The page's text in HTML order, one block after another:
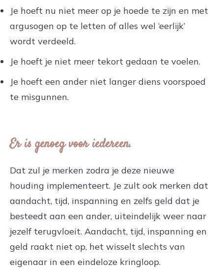
Je hoeft nu niet meer op je hoede te zijn en met
argusogen op te letten of alles wel ‘eerlijk’
wordt verdeeld.
Je hoeft je niet meer tekort gedaan te voelen.
Je hoeft een ander niet langer diens voorspoed
te misgunnen.
Er is genoeg voor iedereen.
Dat zul je merken zodra je deze nieuwe
houding implementeert. Je zult ook merken dat
aandacht, tijd, inspanning en zelfs geld dat je
besteedt aan een ander, uiteindelijk weer naar
jezelf terugvloeit. Aandacht, tijd, inspanning en
geld raakt niet op, het wisselt slechts van
eigenaar in een eindeloze kringloop.